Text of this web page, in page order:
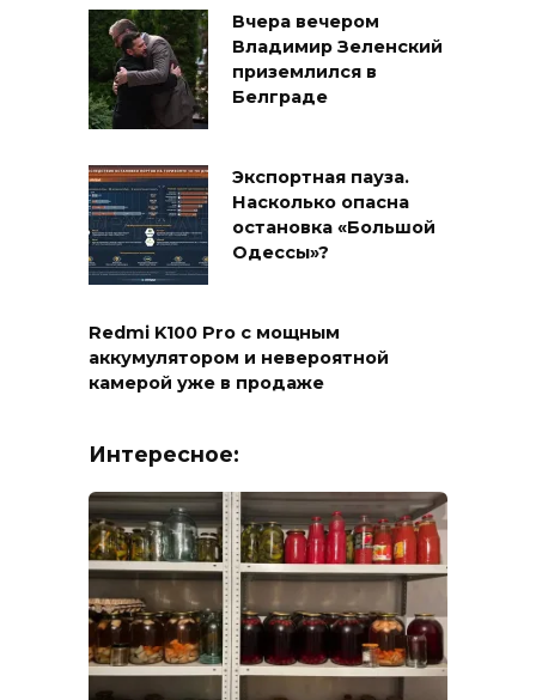
Вчера вечером
Владимир Зеленский
приземлился в
Белграде
Экспортная пауза.
Насколько опасна
остановка «Большой
Одессы»?
Redmi K100 Pro с мощным
аккумулятором и невероятной
камерой уже в продаже
Интересное: